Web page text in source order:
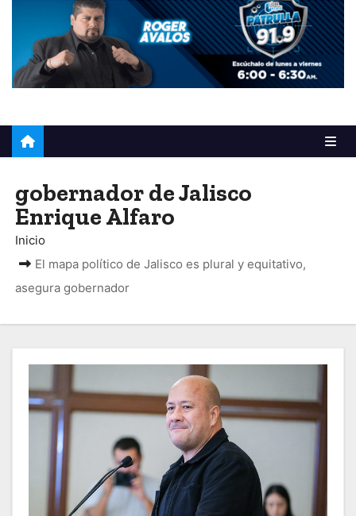
gobernador de Jalisco
Enrique Alfaro
Inicio
El mapa político de Jalisco es plural y equitativo,
asegura gobernador